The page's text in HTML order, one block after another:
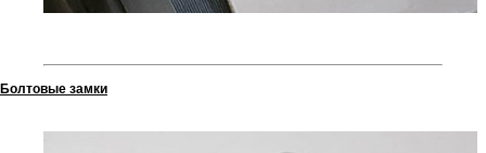
Болтовые замки